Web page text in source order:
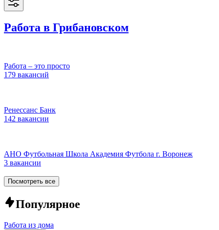
Работа в Грибановском
Работа – это просто
179 вакансий
Ренессанс Банк
142 вакансии
АНО Футбольная Школа Академия Футбола г. Воронеж
3 вакансии
Посмотреть все
Популярное
Работа из дома